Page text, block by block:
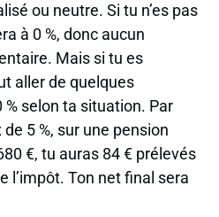
ou neutre. Si tu n’es pas
à 0 %, donc aucun
Mais si tu es
aller de quelques
selon ta situation. Par
5 %, sur une pension
€, tu auras 84 € prélevés
l’impôt. Ton net final sera